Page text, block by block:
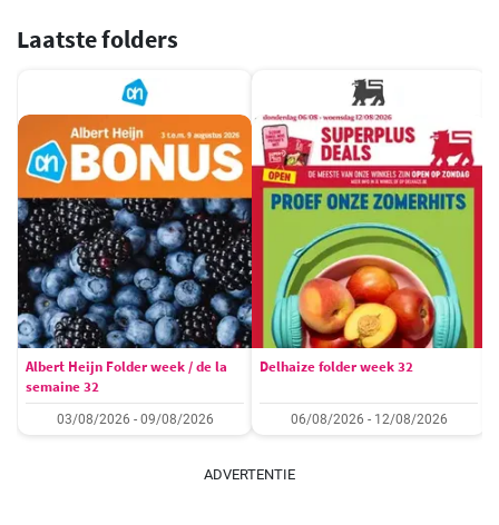
Laatste folders
Albert Heijn Folder week / de la
semaine 32
03/08/2026 - 09/08/2026
Delhaize folder week 32
06/08/2026 - 12/08/2026
ADVERTENTIE